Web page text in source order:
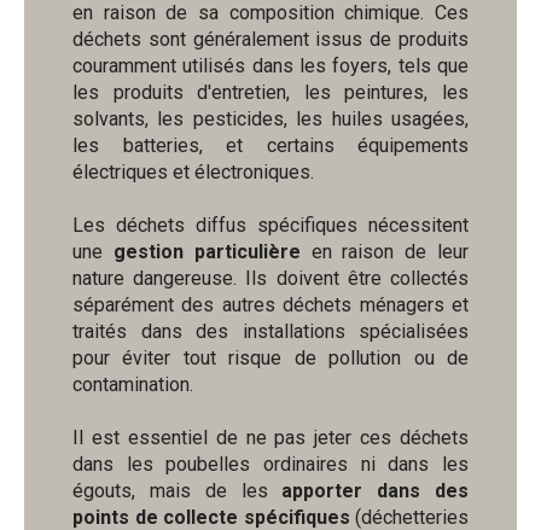
en raison de sa composition chimique. Ces
déchets sont généralement issus de produits
couramment utilisés dans les foyers, tels que
les produits d'entretien, les peintures, les
solvants, les pesticides, les huiles usagées,
les batteries, et certains équipements
électriques et électroniques.
Les déchets diffus spécifiques nécessitent
une gestion particulière en raison de leur
nature dangereuse. Ils doivent être collectés
séparément des autres déchets ménagers et
traités dans des installations spécialisées
pour éviter tout risque de pollution ou de
contamination.
Il est essentiel de ne pas jeter ces déchets
dans les poubelles ordinaires ni dans les
égouts, mais de les apporter dans des
points de collecte spécifiques (déchetteries